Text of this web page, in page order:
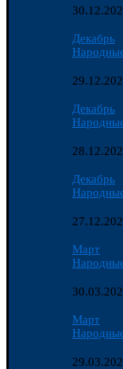
Декабрь
Декабрь
Декабрь
Март
Март